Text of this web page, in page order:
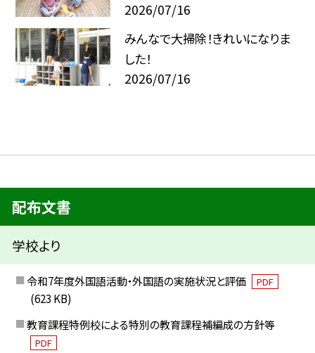
2026/07/16
みんなで大掃除！きれいになりま
した！
2026/07/16
配布文書
学校より
令和7年度外国語活動・外国語の実施状況と評価 PDF
(623 KB)
教育課程特例校による特別の教育課程補編成の方針等
PDF